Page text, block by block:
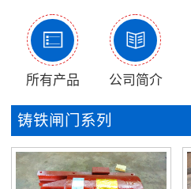

所有产品

公司简介
铸铁闸门系列